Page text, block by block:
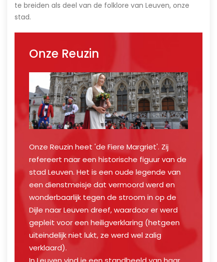
te breiden als deel van de folklore van Leuven, onze
stad.
Onze Reuzin
Onze Reuzin heet 'de Fiere Margriet'. Zij
refereert naar een historische figuur van de
stad Leuven. Het is een oude legende van
een dienstmeisje dat vermoord werd en
wonderbaarlijk tegen de stroom in op de
Dijle naar Leuven dreef, waardoor er werd
gepleit voor een heiligverklaring (hetgeen
uiteindelijk niet lukt, ze werd wel zalig
verklaard).